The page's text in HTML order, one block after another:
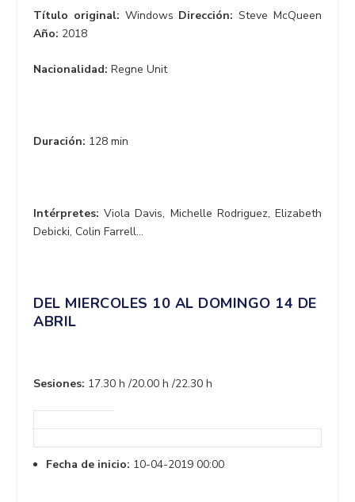
Título original: Windows Dirección: Steve McQueen
Año: 2018
Nacionalidad:Regne Unit
Duración: 128 min
Intérpretes:Viola Davis, Michelle Rodriguez, Elizabeth
Debicki, Colin Farrell…
DEL MIERCOLES 10 AL DOMINGO 14 DE
ABRIL
Sesiones: 17.30 h /20.00 h /22.30 h
Fecha de inicio: 10-04-2019 00:00